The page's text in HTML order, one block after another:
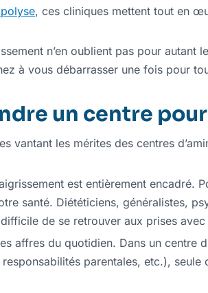
, ces cliniques mettent tout en
n’en oublient pas pour autant
à vous débarrasser une fois pour
un centre
vantant les mérites des centres
est entièrement encadré.
santé. Diététiciens, généralistes,
de se retrouver aux prises
affres du quotidien. Dans un centre
parentales, etc.),